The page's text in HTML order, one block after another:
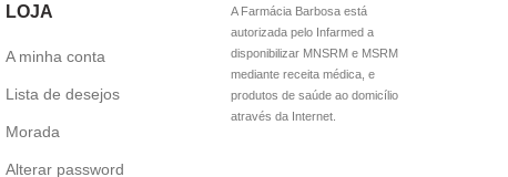
LOJA
A minha conta
Lista de desejos
Morada
Alterar password
A Farmácia Barbosa está
autorizada pelo Infarmed a
disponibilizar MNSRM e MSRM
mediante receita médica, e
produtos de saúde ao domicílio
através da Internet.